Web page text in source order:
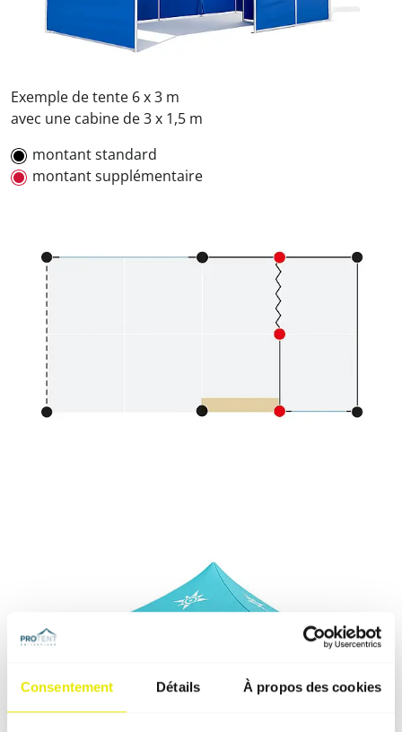
Consentement Détails À propos des cookies
Exemple de tente 6 x 3 m
avec une cabine de 3 x 1,5 m
montant standard
montant supplémentaire